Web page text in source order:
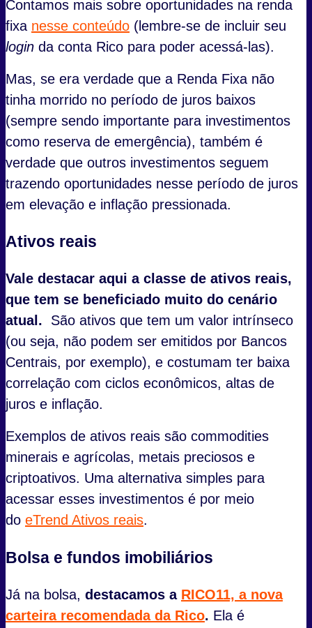
Contamos mais sobre oportunidades na renda
fixa nesse conteúdo (lembre-se de incluir seu
login da conta Rico para poder acessá-las).
Mas, se era verdade que a Renda Fixa não
tinha morrido no período de juros baixos
(sempre sendo importante para investimentos
como reserva de emergência), também é
verdade que outros investimentos seguem
trazendo oportunidades nesse período de juros
em elevação e inflação pressionada.
Ativos reais
Vale destacar aqui a classe de ativos reais,
que tem se beneficiado muito do cenário
atual. São ativos que tem um valor intrínseco
(ou seja, não podem ser emitidos por Bancos
Centrais, por exemplo), e costumam ter baixa
correlação com ciclos econômicos, altas de
juros e inflação.
Exemplos de ativos reais são commodities
minerais e agrícolas, metais preciosos e
criptoativos. Uma alternativa simples para
acessar esses investimentos é por meio
do eTrend Ativos reais.
Bolsa e fundos imobiliários
Já na bolsa, destacamos a RICO11, a nova
carteira recomendada da Rico. Ela é